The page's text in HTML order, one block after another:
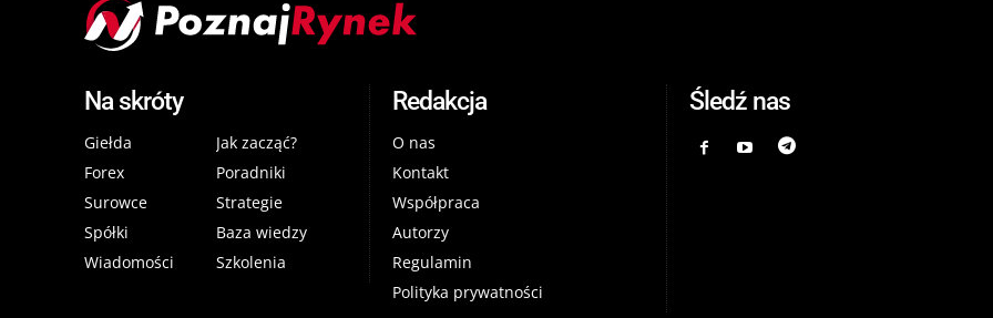
Na skróty
Giełda
Forex
Surowce
Spółki
Wiadomości
Jak zacząć?
Poradniki
Strategie
Baza wiedzy
Szkolenia
Redakcja
O nas
Kontakt
Współpraca
Autorzy
Regulamin
Polityka prywatności
Śledź nas